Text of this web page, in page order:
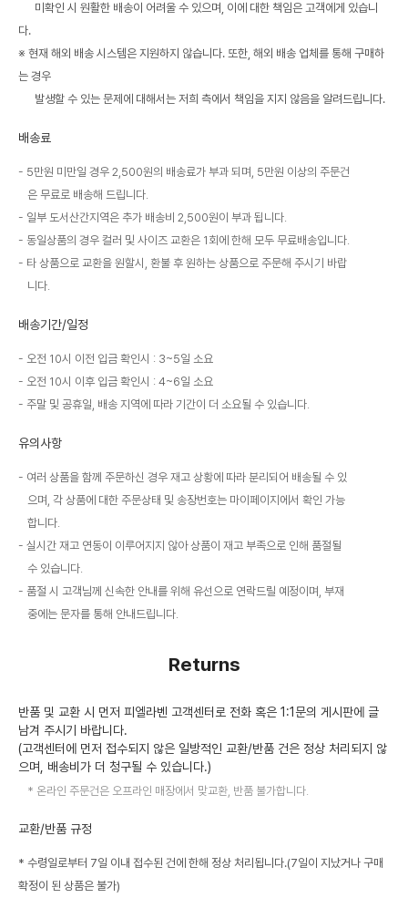
미확인 시 원활한 배송이 어려울 수 있으며, 이에 대한 책임은 고객에게 있습니
다.
※ 현재 해외 배송 시스템은 지원하지 않습니다. 또한, 해외 배송 업체를 통해 구매하
는 경우
발생할 수 있는 문제에 대해서는 저희 측에서 책임을 지지 않음을 알려드립니다.
배송료
5만원 미만일 경우 2,500원의 배송료가 부과 되며, 5만원 이상의 주문건
은 무료로 배송해 드립니다.
일부 도서산간지역은 추가 배송비 2,500원이 부과 됩니다.
동일상품의 경우 컬러 및 사이즈 교환은 1회에 한해 모두 무료배송입니다.
타 상품으로 교환을 원할시, 환불 후 원하는 상품으로 주문해 주시기 바랍
니다.
배송기간/일정
오전 10시 이전 입금 확인시 : 3~5일 소요
오전 10시 이후 입금 확인시 : 4~6일 소요
주말 및 공휴일, 배송 지역에 따라 기간이 더 소요될 수 있습니다.
유의사항
여러 상품을 함께 주문하신 경우 재고 상황에 따라 분리되어 배송될 수 있
으며, 각 상품에 대한 주문상태 및 송장번호는 마이페이지에서 확인 가능
합니다.
실시간 재고 연동이 이루어지지 않아 상품이 재고 부족으로 인해 품절될
수 있습니다.
품절 시 고객님께 신속한 안내를 위해 유선으로 연락드릴 예정이며, 부재
중에는 문자를 통해 안내드립니다.
Returns
반품 및 교환 시 먼저 피엘라벤 고객센터로 전화 혹은 1:1문의 게시판에 글
남겨 주시기 바랍니다.
(고객센터에 먼저 접수되지 않은 일방적인 교환/반품 건은 정상 처리되지 않
으며, 배송비가 더 청구될 수 있습니다.)
온라인 주문건은 오프라인 매장에서 맞교환, 반품 불가합니다.
교환/반품 규정
* 수령일로부터 7일 이내 접수된 건에 한해 정상 처리됩니다.(7일이 지났거나 구매
확정이 된 상품은 불가)